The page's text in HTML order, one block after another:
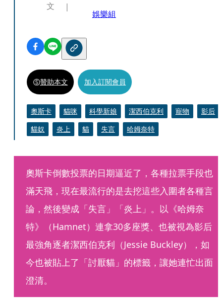
文
娛樂組
贊助本文 加入訂閱會員
奧斯卡 貓咪 科學新娘 潔西伯克利 寵物
影后
貓奴
炎上 貓 失言 哈姆奈特
奧斯卡倒數投票的日期逼近了，各種拉票手段也
滿天飛，現在最流行的是去挖這些入圍者各種言
論，然後變成「失言」「炎上」。以《哈姆奈
特》（Hamnet）連拿30多座獎、也被視為影后
最強角逐者潔西伯克利（Jessie Buckley），如
今也被貼上了「討厭貓」的標籤，讓她連忙出面
澄清。